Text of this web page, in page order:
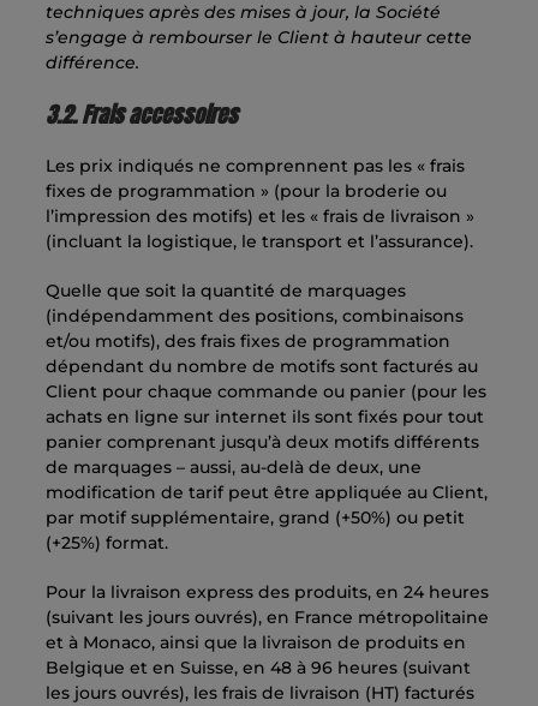
techniques après des mises à jour, la Société
s’engage à rembourser le Client à hauteur cette
différence.
3.2. Frais accessoires
Les prix indiqués ne comprennent pas les « frais
fixes de programmation » (pour la broderie ou
l’impression des motifs) et les « frais de livraison »
(incluant la logistique, le transport et l’assurance).
Quelle que soit la quantité de marquages
(indépendamment des positions, combinaisons
et/ou motifs), des frais fixes de programmation
dépendant du nombre de motifs sont facturés au
Client pour chaque commande ou panier (pour les
achats en ligne sur internet ils sont fixés pour tout
panier comprenant jusqu’à deux motifs différents
de marquages – aussi, au-delà de deux, une
modification de tarif peut être appliquée au Client,
par motif supplémentaire, grand (+50%) ou petit
(+25%) format.
Pour la livraison express des produits, en 24 heures
(suivant les jours ouvrés), en France métropolitaine
et à Monaco, ainsi que la livraison de produits en
Belgique et en Suisse, en 48 à 96 heures (suivant
les jours ouvrés), les frais de livraison (HT) facturés